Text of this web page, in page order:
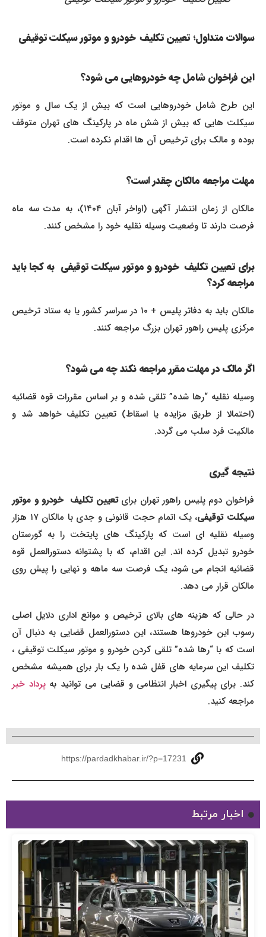
سوالات متداول؛تعیین تکلیف خودرو و موتور سیکلت توقیفی
این فراخوان شامل چه خودروهایی می شود؟
این طرح شامل خودروهایی است که بیش از یک سال و موتور
سیکلت هایی که بیش از شش ماه در پارکینگ های تهران متوقف
بوده و مالک برای ترخیص آن ها اقدام نکرده است.
مهلت مراجعه مالکان چقدر است؟
مالکان از زمان انتشار آگهی (اواخر آبان ۱۴۰۴)، به مدت سه ماه
فرصت دارند تا وضعیت وسیله نقلیه خود را مشخص کنند.
برای تعیین تکلیف خودرو و موتور سیکلت توقیفی به کجا باید
مراجعه کرد؟
مالکان باید به دفاتر پلیس + ۱۰ در سراسر کشور یا به ستاد ترخیص
مرکزی پلیس راهور تهران بزرگ مراجعه کنند.
اگر مالک در مهلت مقرر مراجعه نکند چه می شود؟
وسیله نقلیه “رها شده” تلقی شده و بر اساس مقررات قوه قضائیه
(احتمالا از طریق مزایده یا اسقاط) تعیین تکلیف خواهد شد و
مالکیت فرد سلب می گردد.
نتیجه گیری
فراخوان دوم پلیس راهور تهران برایتعیین تکلیف خودرو و موتور
سیکلت توقیفی
، یک اتمام حجت قانونی و جدی با مالکان ۱۷ هزار
وسیله نقلیه ای است که پارکینگ های پایتخت را به گورستان
خودرو تبدیل کرده اند. این اقدام، که با پشتوانه دستورالعمل قوه
قضائیه انجام می شود، یک فرصت سه ماهه و نهایی را پیش روی
مالکان قرار می دهد.
در حالی که هزینه های بالای ترخیص و موانع اداری دلایل اصلی
رسوب این خودروها هستند، این دستورالعمل قضایی به دنبال آن
است که با “رها شده” تلقی کردن خودرو و موتور سیکلت توقیفی ،
تکلیف این سرمایه های قفل شده را یک بار برای همیشه مشخص
کند. برای پیگیری اخبار انتظامی و قضایی می توانید به پرداد خبر
مراجعه کنید.
https://pardadkhabar.ir/?p=17231
اخبار مرتبط